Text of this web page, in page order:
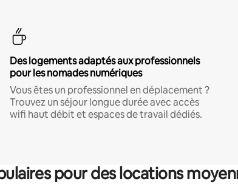
Des logements adaptés aux professionnels
pour les nomades numériques
Vous êtes un professionnel en déplacement ?
Trouvez un séjour longue durée avec accès
wifi haut débit et espaces de travail dédiés.
pour des locations